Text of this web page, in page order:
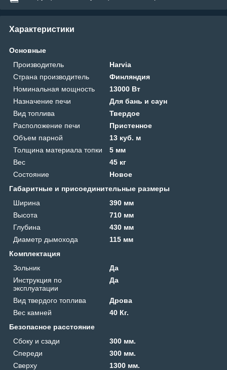
Характеристики
Основные
Производитель
Harvia
Страна производитель
Финляндия
Номинальная мощность
13000 Вт
Назначение печи
Для бань и саун
Вид топлива
Твердое
Расположение печи
Пристенное
Объем парной
13 куб. м
Толщина материала топки
5 мм
Вес
45 кг
Состояние
Новое
Габаритные и присоединительные размеры
Ширина
390 мм
Высота
710 мм
Глубина
430 мм
Диаметр дымохода
115 мм
Комплектация
Зольник
Да
Инструкция по
эксплуатации
Да
Вид твердого топлива
Дрова
Вес камней
40 Кг.
Безопасное расстояние
Сбоку и сзади
300 мм.
Спереди
300 мм.
Сверху
1300 мм.